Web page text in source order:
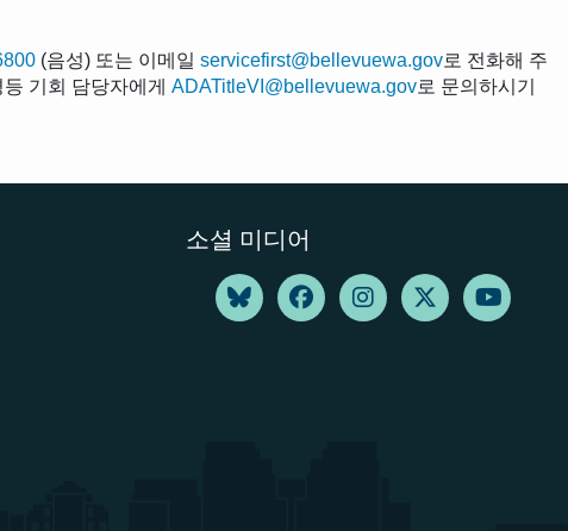
(음성) 또는 이메일 servicefirst@bellevuewa.gov로 전화해 주
기회 담당자에게 ADATitleVI@bellevuewa.gov로 문의하시기
소셜 미디어